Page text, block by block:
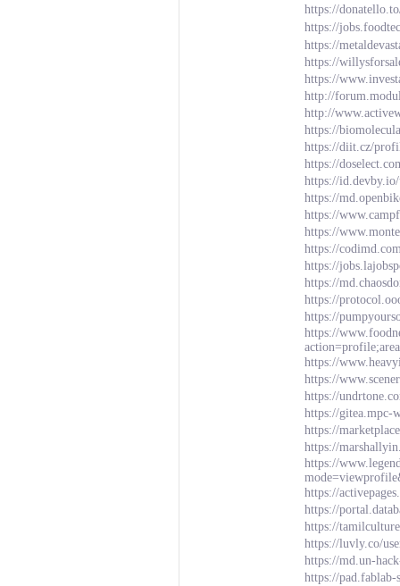
https://
https://
https://
https://
https://
http://
http://
https://
https://diit.cz/
https://
https://
https://
https://
https://
https://
https://
https://
https://
https://
https://
https://
https://
https://
https://gitea.mpc-
https://
https://
https://
https://
https://
https://
https://luvly.co/
https://md.un-
https://pad.fablab-